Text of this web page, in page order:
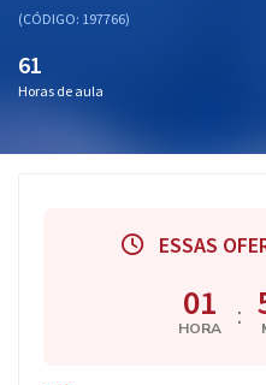
(CÓDIGO: 197766)
61
Horas de aula
ESSAS
01
HORA :